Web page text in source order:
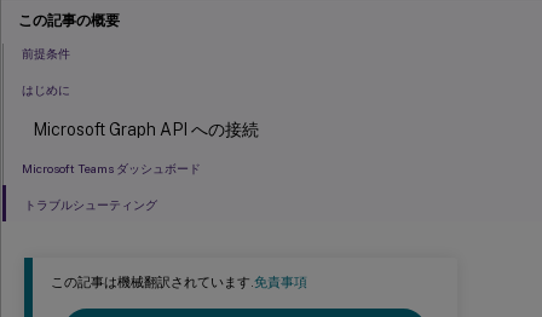
この記事は機械翻訳されています.免責事項
この記事の概要
前提条件
はじめに
Microsoft Graph API への接続
Microsoft Teams ダッシュボード
トラブルシューティング